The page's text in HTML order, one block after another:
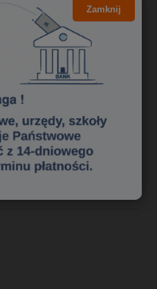
do koszyka
poleć znajomemu
Zamknij